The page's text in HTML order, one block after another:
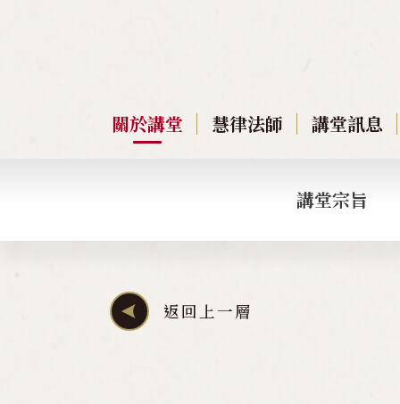
關於講堂
講堂宗旨
慧律法師 講堂訊息
返回上一層